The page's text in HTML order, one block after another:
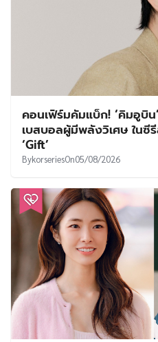
คอนเฟิร์มคัมแบ็ก! ‘คิมอูบิน
เบสบอลผู้มีพลังวิเศษ ในซี
‘Gift’
BykorseriesOn05/08/2026